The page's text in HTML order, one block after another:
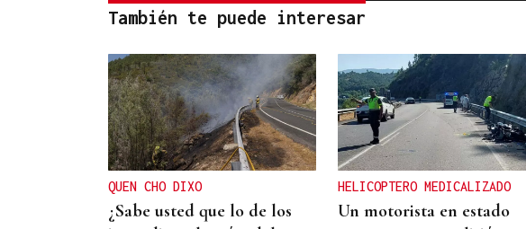
También te puede interesar
QUEN CHO DIXO
¿Sabe usted que lo de los
HELICOPTERO MEDICALIZADO
Un motorista en estado